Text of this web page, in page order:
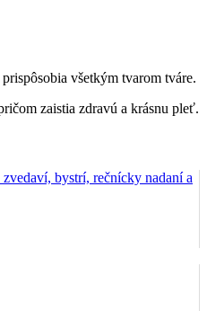
všetkým tvarom tváre.
zaistia zdravú a krásnu pleť.